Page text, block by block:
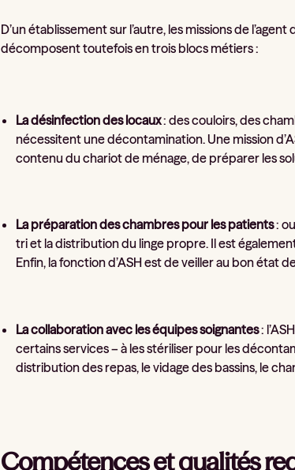
D’un établissement sur l’autre, les missions de
décomposent toutefois en trois blocs métiers :
La désinfection des locaux: des couloirs, des
nécessitent une décontamination. Une mission
contenu du chariot de ménage, de préparer les
La préparation des chambres pour les patients:
tri et la distribution du linge propre. Il est
Enfin, la fonction d’ASH est de veiller au bon état
La collaboration avec les équipes soignantes:
certains services – à les stériliser pour les
distribution des repas, le vidage des bassins, le
Compétences et qualités